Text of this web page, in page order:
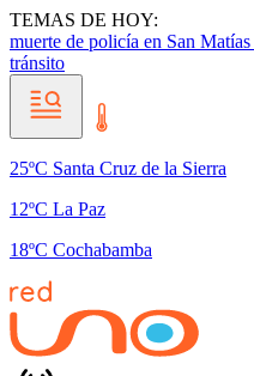
TEMAS DE HOY:
muerte de policía en San Matías
tránsito
25ºC Santa Cruz de la Sierra
12ºC La Paz
18ºC Cochabamba